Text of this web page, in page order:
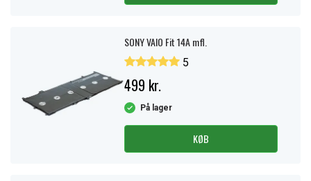
SONY VAIO Fit 14A mfl.
5
499 kr.
På lager
KØB